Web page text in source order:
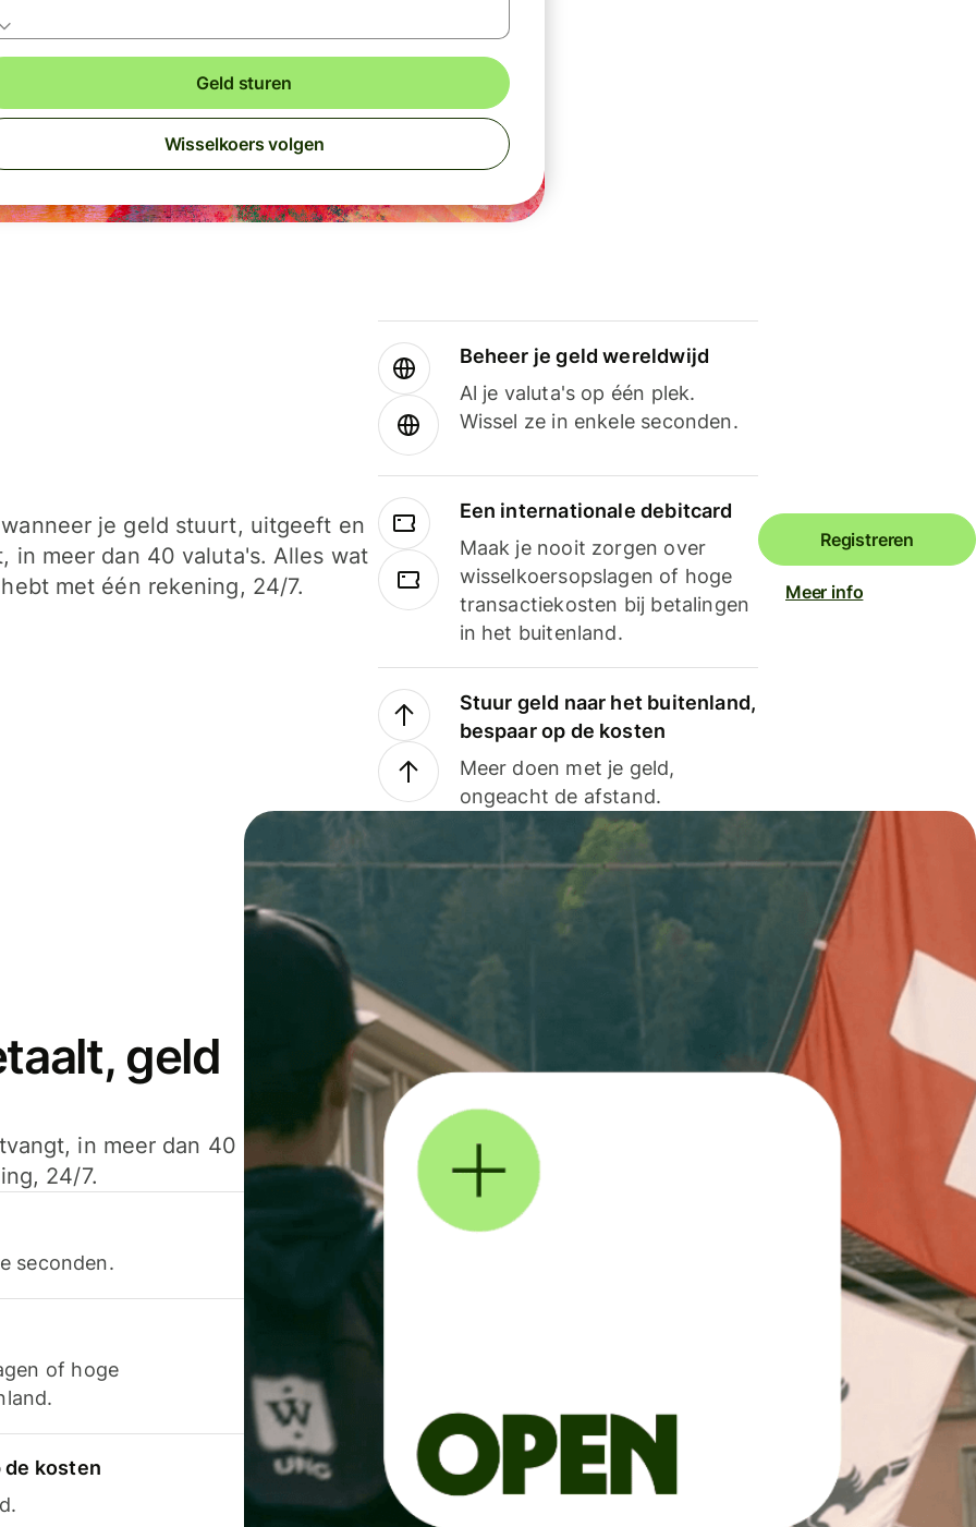
Geld sturen
Wisselkoers volgen
je geld stuurt, uitgeeft en
in meer dan 40 valuta's. Alles wat
met één rekening, 24/7.
Beheer je geld wereldwijd
Al je valuta's op één plek.
Wissel ze in enkele seconden.
Een internationale debitcard
Maak je nooit zorgen over
wisselkoersopslagen of hoge
transactiekosten bij betalingen
in het buitenland.
Stuur geld naar het buitenland,
bespaar op de kosten
Meer doen met je geld,
ongeacht de afstand.
Registreren
Meer info
geld
in meer dan 40
24/7.
seconden.
of hoge
de kosten